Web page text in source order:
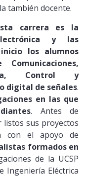
también docente.
carrera es la
y las
los alumnos
Control y
digital de señales.
en las que
. Antes de
listos sus proyectos
con el apoyo de
formados en
de la UCSP
Ingeniería Eléctrica